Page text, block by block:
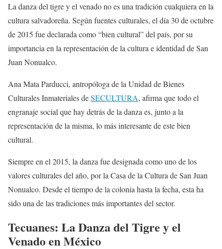
La danza del tigre y el venado no es una tradición cualquiera en la
cultura salvadoreña. Según fuentes culturales, el día 30 de octubre
de 2015 fue declarada como “bien cultural” del país, por su
importancia en la representación de la cultura e identidad de San
Juan Nonualco.
Ana Mata Parducci, antropóloga de la Unidad de Bienes
Culturales Inmateriales deSECULTURA, afirma que todo el
engranaje social que hay detrás de la danza es, junto a la
representación de la misma, lo más interesante de este bien
cultural.
Siempre en el 2015, la danza fue designada como uno de los
valores culturales del año, por la Casa de la Cultura de San Juan
Nonualco. Desde el tiempo de la colonia hasta la fecha, esta ha
sido una de las tradiciones más importantes del sector.
Tecuanes: La Danza del Tigre y el
Venado en México